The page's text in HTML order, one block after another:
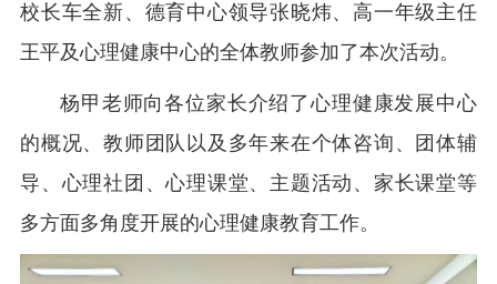
校长车全新、德育中心领导张晓炜、高一年级主任
王平及心理健康中心的全体教师参加了本次活动。
杨甲老师向各位家长介绍了心理健康发展中心
的概况、教师团队以及多年来在个体咨询、团体辅
导、心理社团、心理课堂、主题活动、家长课堂等
多方面多角度开展的心理健康教育工作。